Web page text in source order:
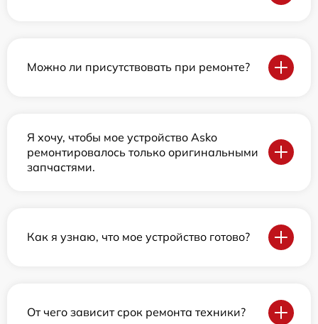
Можно ли присутствовать при ремонте?
Я хочу, чтобы мое устройство Asko
ремонтировалось только оригинальными
запчастями.
Как я узнаю, что мое устройство готово?
От чего зависит срок ремонта техники?